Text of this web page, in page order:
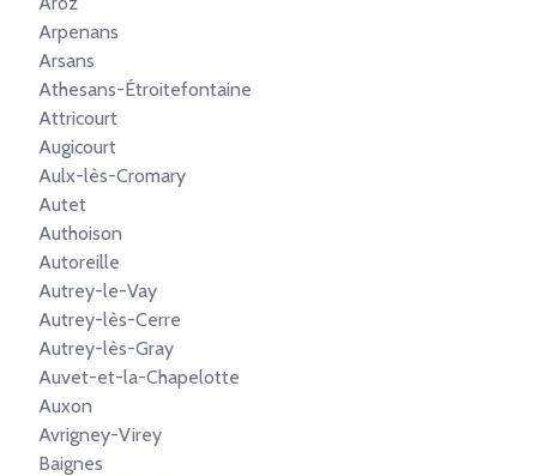
Arpenans
Arsans
Athesans-Étroitefontaine
Attricourt
Augicourt
Aulx-lès-Cromary
Autet
Authoison
Autoreille
Autrey-le-Vay
Autrey-lès-Cerre
Autrey-lès-Gray
Auvet-et-la-Chapelotte
Auxon
Avrigney-Virey
Baignes